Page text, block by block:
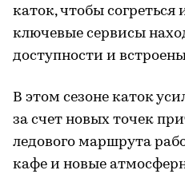
каток, чтобы
ключевые сервисы
доступности и
В этом сезоне каток
за счет новых точек
ледового маршрута
кафе и новые